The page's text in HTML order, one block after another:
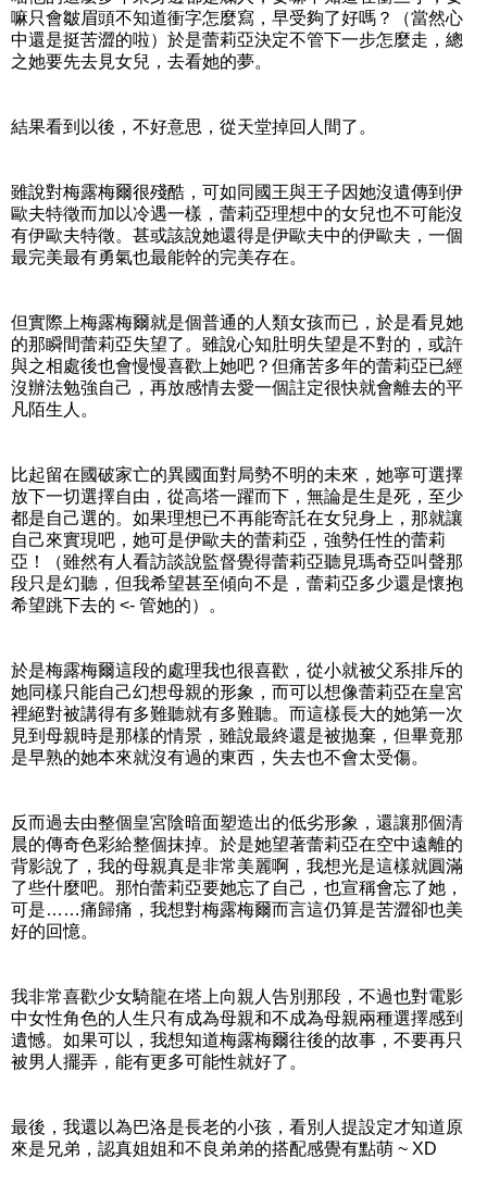
嘛只會皺眉頭不知道衝字怎麼寫，早受夠了好嗎？（當然心
中還是挺苦澀的啦）於是蕾莉亞決定不管下一步怎麼走，總
之她要先去見女兒，去看她的夢。
結果看到以後，不好意思，從天堂掉回人間了。
雖說對梅露梅爾很殘酷，可如同國王與王子因她沒遺傳到伊
歐夫特徵而加以冷遇一樣，蕾莉亞理想中的女兒也不可能沒
有伊歐夫特徵。甚或該說她還得是伊歐夫中的伊歐夫，一個
最完美最有勇氣也最能幹的完美存在。
但實際上梅露梅爾就是個普通的人類女孩而已，於是看見她
的那瞬間蕾莉亞失望了。雖說心知肚明失望是不對的，或許
與之相處後也會慢慢喜歡上她吧？但痛苦多年的蕾莉亞已經
沒辦法勉強自己，再放感情去愛一個註定很快就會離去的平
凡陌生人。
比起留在國破家亡的異國面對局勢不明的未來，她寧可選擇
放下一切選擇自由，從高塔一躍而下，無論是生是死，至少
都是自己選的。如果理想已不再能寄託在女兒身上，那就讓
自己來實現吧，她可是伊歐夫的蕾莉亞，強勢任性的蕾莉
亞！（雖然有人看訪談說監督覺得蕾莉亞聽見瑪奇亞叫聲那
段只是幻聽，但我希望甚至傾向不是，蕾莉亞多少還是懷抱
希望跳下去的 <- 管她的）。
於是梅露梅爾這段的處理我也很喜歡，從小就被父系排斥的
她同樣只能自己幻想母親的形象，而可以想像蕾莉亞在皇宮
裡絕對被講得有多難聽就有多難聽。而這樣長大的她第一次
見到母親時是那樣的情景，雖說最終還是被拋棄，但畢竟那
是早熟的她本來就沒有過的東西，失去也不會太受傷。
反而過去由整個皇宮陰暗面塑造出的低劣形象，還讓那個清
晨的傳奇色彩給整個抹掉。於是她望著蕾莉亞在空中遠離的
背影說了，我的母親真是非常美麗啊，我想光是這樣就圓滿
了些什麼吧。那怕蕾莉亞要她忘了自己，也宣稱會忘了她，
可是……痛歸痛，我想對梅露梅爾而言這仍算是苦澀卻也美
好的回憶。
我非常喜歡少女騎龍在塔上向親人告別那段，不過也對電影
中女性角色的人生只有成為母親和不成為母親兩種選擇感到
遺憾。如果可以，我想知道梅露梅爾往後的故事，不要再只
被男人擺弄，能有更多可能性就好了。
最後，我還以為巴洛是長老的小孩，看別人提設定才知道原
來是兄弟，認真姐姐和不良弟弟的搭配感覺有點萌 ~ XD